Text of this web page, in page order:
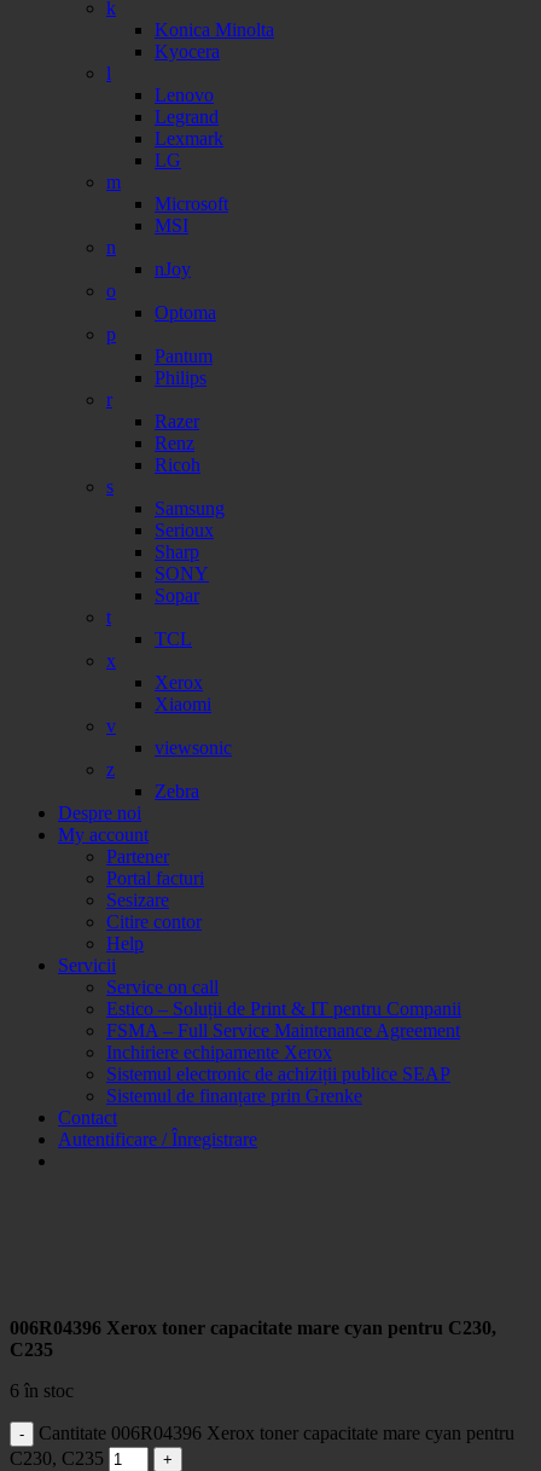
k
Konica Minolta
Kyocera
l
Lenovo
Legrand
Lexmark
LG
m
Microsoft
MSI
n
nJoy
o
Optoma
p
Pantum
Philips
r
Razer
Renz
Ricoh
s
Samsung
Serioux
Sharp
SONY
Sopar
t
TCL
x
Xerox
Xiaomi
v
viewsonic
z
Zebra
Despre noi
My account
Partener
Portal facturi
Sesizare
Citire contor
Help
Servicii
Service on call
Estico – Soluții de Print & IT pentru Companii
FSMA – Full Service Maintenance Agreement
Inchiriere echipamente Xerox
Sistemul electronic de achiziții publice SEAP
Sistemul de finanțare prin Grenke
Contact
Autentificare / Înregistrare
006R04396 Xerox toner capacitate mare cyan pentru C230,
C235
6 în stoc
Cantitate 006R04396 Xerox toner capacitate mare cyan pentru
C230, C235